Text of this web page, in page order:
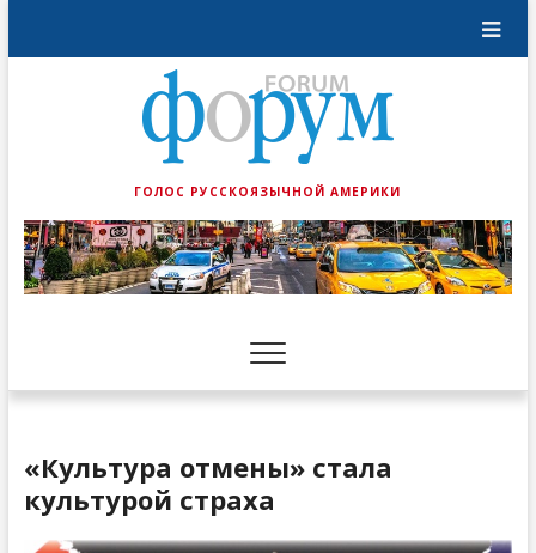
ГОЛОС РУССКОЯЗЫЧНОЙ АМЕРИКИ
«Культура отмены» стала
культурой страха